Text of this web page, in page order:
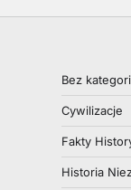
Bez
Cywilizacje
Fakty
Historia